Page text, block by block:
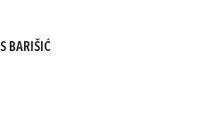
BARIŠIĆ